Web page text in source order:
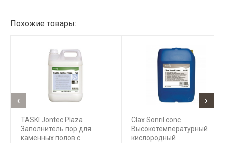
Похожие товары:
TASKI Jontec Plaza
Заполнитель пор для
каменных полов с
Clax Sonril conc
Высокотемпературный
кислородный
‹ ›